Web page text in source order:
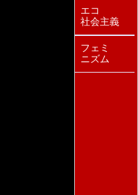
エコ
社会主義
フェミ
ニズム